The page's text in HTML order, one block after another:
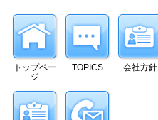
トップペー
ジ
TOPICS 会社方針